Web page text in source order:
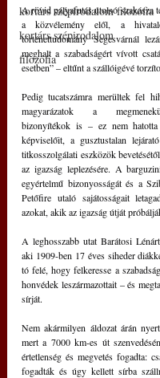
kortárs szépirodalom filozófia
kortárs szépirodalom
filozófia
A rövid pályafutás utolsó szakasza
a közvélemény elől, a
történettudomány Segesvárnál
meghalt a szabadságért vívott
esetben” – eltűnt a szállóigévé
Pedig tucatszámra merültek fel
magyarázatok a
bizonyítékok is – ez nem
képviselőit, a gusztustalan
titkosszolgálati eszközök
az igazság leplezésére. A
egyértelmű bizonyosságát és a
Petőfire utaló sajátosságait
azokat, akik az igazság útját
A leghosszabb utat Barátosi
aki 1909-ben 17 éves siheder
tó felé, hogy felkeresse a
honvédek leszármazottait – és
sírját.
Nem akármilyen áldozat árán
mert a 7000 km-es út
értetlenség és megvetés fogadta:
fogadták és úgy kellett sírba